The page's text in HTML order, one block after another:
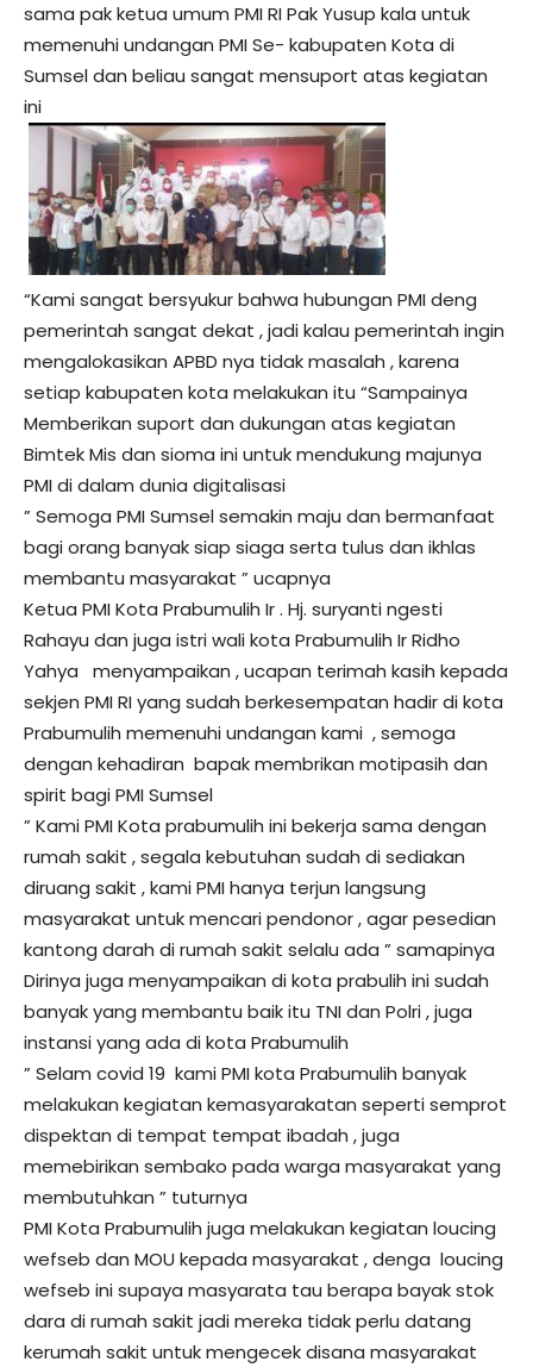
sama pak ketua umum PMI RI Pak Yusup kala untuk
memenuhi undangan PMI Se- kabupaten Kota di
Sumsel dan beliau sangat mensuport atas kegiatan
ini
“Kami sangat bersyukur bahwa hubungan PMI deng
pemerintah sangat dekat , jadi kalau pemerintah ingin
mengalokasikan APBD nya tidak masalah , karena
setiap kabupaten kota melakukan itu “Sampainya
Memberikan suport dan dukungan atas kegiatan
Bimtek Mis dan sioma ini untuk mendukung majunya
PMI di dalam dunia digitalisasi
” Semoga PMI Sumsel semakin maju dan bermanfaat
bagi orang banyak siap siaga serta tulus dan ikhlas
membantu masyarakat ” ucapnya
Ketua PMI Kota Prabumulih Ir . Hj. suryanti ngesti
Rahayu dan juga istri wali kota Prabumulih Ir Ridho
Yahya menyampaikan , ucapan terimah kasih kepada
sekjen PMI RI yang sudah berkesempatan hadir di kota
Prabumulih memenuhi undangan kami , semoga
dengan kehadiran bapak membrikan motipasih dan
spirit bagi PMI Sumsel
” Kami PMI Kota prabumulih ini bekerja sama dengan
rumah sakit , segala kebutuhan sudah di sediakan
diruang sakit , kami PMI hanya terjun langsung
masyarakat untuk mencari pendonor , agar pesedian
kantong darah di rumah sakit selalu ada ” samapinya
Dirinya juga menyampaikan di kota prabulih ini sudah
banyak yang membantu baik itu TNI dan Polri , juga
instansi yang ada di kota Prabumulih
” Selam covid 19 kami PMI kota Prabumulih banyak
melakukan kegiatan kemasyarakatan seperti semprot
dispektan di tempat tempat ibadah , juga
memebirikan sembako pada warga masyarakat yang
membutuhkan ” tuturnya
PMI Kota Prabumulih juga melakukan kegiatan loucing
wefseb dan MOU kepada masyarakat , denga loucing
wefseb ini supaya masyarata tau berapa bayak stok
dara di rumah sakit jadi mereka tidak perlu datang
kerumah sakit untuk mengecek disana masyarakat